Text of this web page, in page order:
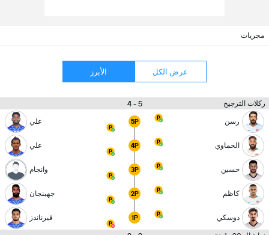
مجريات
عرض الكل الأبرز
ركلات الترجيح 5 - 4
رسن 5P علي
الحماوي 4P علي
حسين 3P وانجام
كاظم 2P جهينجان
دوسكي 1P فيرناندز